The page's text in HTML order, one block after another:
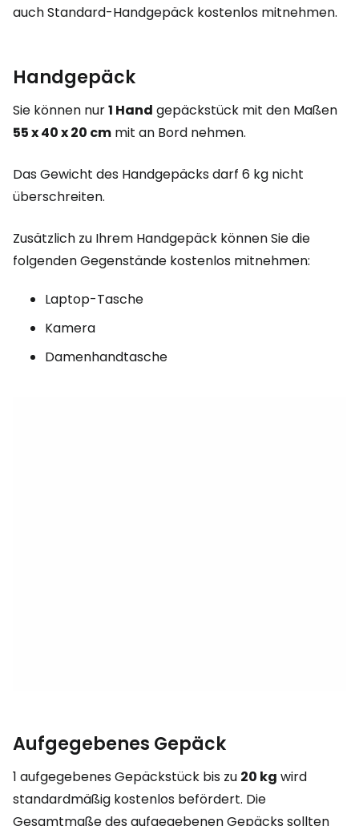
auch Standard-Handgepäck kostenlos mitnehmen.
Handgepäck
Sie können nur1 Hand gepäckstück mit den Maßen
55 x 40 x 20 cm mit an Bord nehmen.
Das Gewicht des Handgepäcks darf 6 kg nicht
überschreiten.
Zusätzlich zu Ihrem Handgepäck können Sie die
folgenden Gegenstände kostenlos mitnehmen:
Laptop-Tasche
Kamera
Damenhandtasche
Aufgegebenes Gepäck
1 aufgegebenes Gepäckstück bis zu 20 kg wird
standardmäßig kostenlos befördert. Die
Gesamtmaße des aufgegebenen Gepäcks sollten